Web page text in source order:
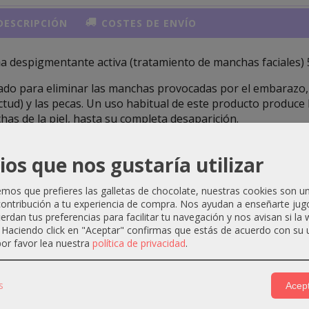
COSTES DE ENVÍO
despigmentante activa (tratamiento de manchas
para eliminar las manchas provocadas por el
y las pecas. Un uso habitual de este producto
de la piel, hasta su completa desaparición.
filtro solar protege contra los efectos nocivos de
de la aparición de manchas en la piel.
de uso: Anadia Cosmetics recomienda aplicar una
por el rostro, cuello y zonas expuestas al sol que
utilizar una crema con alta protección solar.
que nos gustaría utilizar
que prefieres las galletas de chocolate, nuestras cookies son
a tu experiencia de compra. Nos ayudan a enseñarte
tus preferencias para facilitar tu navegación y nos avisan si la
click en "Aceptar" confirmas que estás de acuerdo con su
favor lea nuestra política de privacidad.